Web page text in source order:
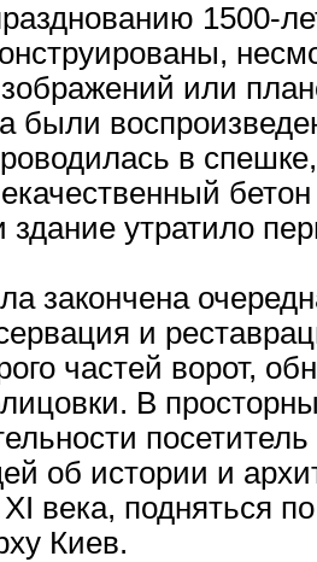
1500-
или
были
в
здание утратило
закончена
и
частей ворот,
В
об истории и
века, подняться
Киев.